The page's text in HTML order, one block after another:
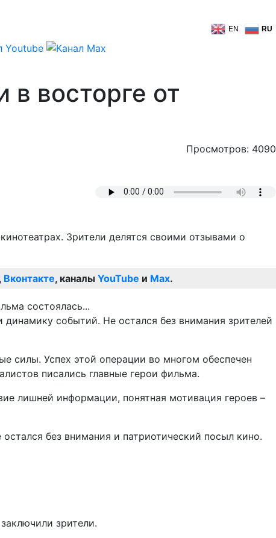
EN RU
в восторге от
Просмотров: 4090
Зрители делятся своими отзывами о
, Вконтакте, каналы YouTube и Max.
событий. Не остался без внимания зрителей
силы. Успех этой операции во многом обеспечен
писались главные герои фильма.
лишней информации, понятная мотивация героев –
без внимания и патриотический посыл кино.
зрители.